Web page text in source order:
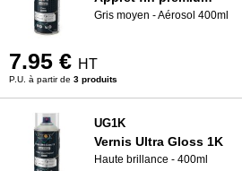
Gris moyen - Aérosol 400ml
7.95 € HT
P.U. à partir de 3 produits
UG1K
Vernis Ultra Gloss 1K
Haute brillance - 400ml